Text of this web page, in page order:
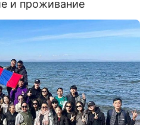
и проживание